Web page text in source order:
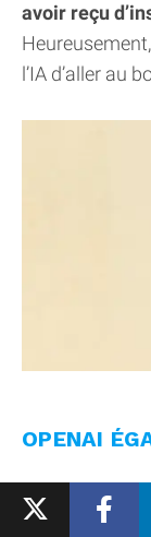
avoir reçu
l’IA d’aller au
OPENAI